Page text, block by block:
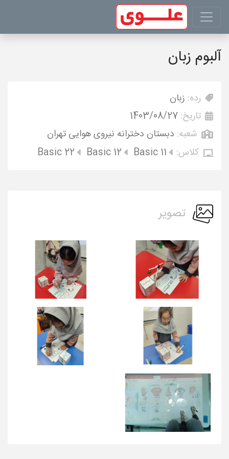
آلبوم زبان
رده: زبان
تاریخ: 1403/08/27
شعبه: دبستان دخترانه نیروی هوایی تهران
کلاس:
Basic 11
Basic 12
Basic 22
تصویر